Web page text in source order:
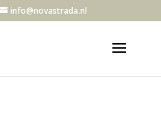
info@novastrada.nl